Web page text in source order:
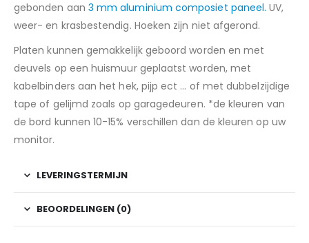
gebonden aan 3 mm aluminium composiet paneel. UV,
weer- en krasbestendig. Hoeken zijn niet afgerond.
Platen kunnen gemakkelijk geboord worden en met
deuvels op een huismuur geplaatst worden, met
kabelbinders aan het hek, pijp ect … of met dubbelzijdige
tape of gelijmd zoals op garagedeuren. *de kleuren van
de bord kunnen 10-15% verschillen dan de kleuren op uw
monitor.
LEVERINGSTERMIJN
BEOORDELINGEN (0)